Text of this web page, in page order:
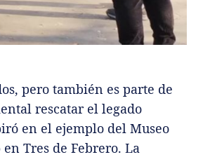
pero también es parte de
rescatar el legado
en el ejemplo del Museo
en Tres de Febrero. La